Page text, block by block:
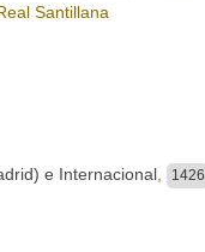
Santillana
e Internacional
1426